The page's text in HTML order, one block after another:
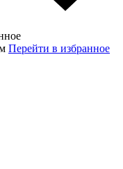
Перейти в избранное